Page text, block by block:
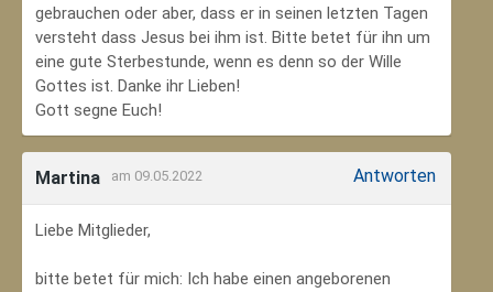
gebrauchen oder aber, dass er in seinen letzten Tagen
versteht dass Jesus bei ihm ist. Bitte betet für ihn um
eine gute Sterbestunde, wenn es denn so der Wille
Gottes ist. Danke ihr Lieben!
Gott segne Euch!
Martina am 09.05.2022 Antworten
Liebe Mitglieder,
bitte betet für mich: Ich habe einen angeborenen